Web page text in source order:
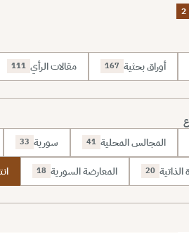
2
أوراق بحثية 167 مقالات الرأي 111
المجالس المحلية 41 سورية 33
الذاتية 20 المعارضة السورية 18